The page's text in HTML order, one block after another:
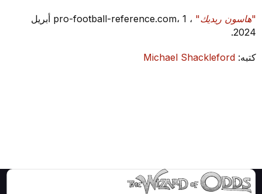
"هاسون ريديك"
، pro-football-reference.com، 1 أبريل
2024.
كتبه:Michael Shackleford